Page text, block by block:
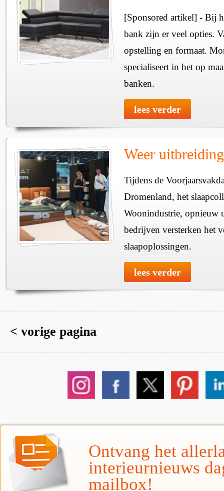
[Sponsored artikel] - Bij
bank zijn er veel opties.
opstelling en formaat.
specialiseert in het op
banken.
lees verder
Weer
Tijdens de
Dromenland, het
Woonindustrie, opnieuw
bedrijven versterken het
slaapoplossingen.
lees verder
< vorige pagina
Ontvang het
interieurnieuws
mailbox!